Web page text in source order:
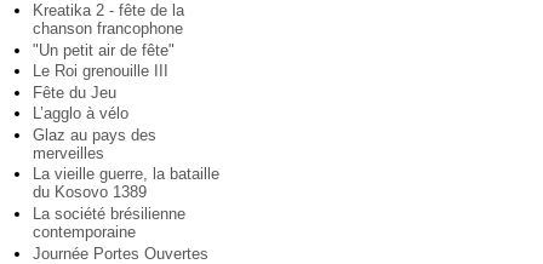
Kreatika 2 - fête de la
chanson francophone
"Un petit air de fête"
Le Roi grenouille III
Fête du Jeu
L’agglo à vélo
Glaz au pays des
merveilles
La vieille guerre, la bataille
du Kosovo 1389
La société brésilienne
contemporaine
Journée Portes Ouvertes